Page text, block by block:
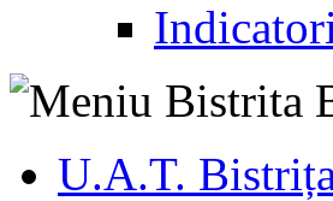
U.A.T.